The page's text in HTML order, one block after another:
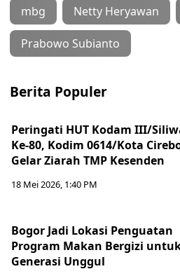
mbg Netty Heryawan
Prabowo Subianto
Berita Populer
Peringati HUT Kodam III/
Ke-80, Kodim 0614/Kota
Gelar Ziarah TMP Kesenden
18 Mei 2026, 1:40 PM
Bogor Jadi Lokasi Penguatan
Program Makan Bergizi
Generasi Unggul